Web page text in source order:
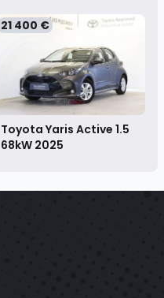
21 400 €
Toyota Yaris Active 1.5
68kW 2025